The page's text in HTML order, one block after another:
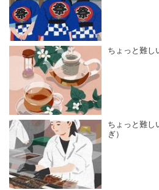
ちょっと難し
ちょっと難し
ぎ）